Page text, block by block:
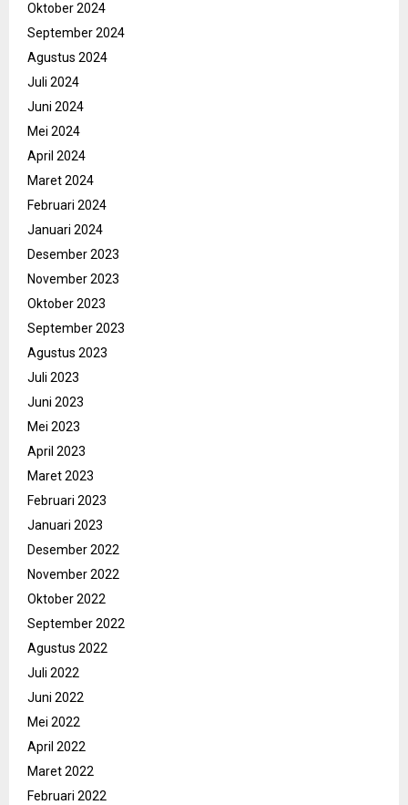
Oktober 2024
September 2024
Agustus 2024
Juli 2024
Juni 2024
Mei 2024
April 2024
Maret 2024
Februari 2024
Januari 2024
Desember 2023
November 2023
Oktober 2023
September 2023
Agustus 2023
Juli 2023
Juni 2023
Mei 2023
April 2023
Maret 2023
Februari 2023
Januari 2023
Desember 2022
November 2022
Oktober 2022
September 2022
Agustus 2022
Juli 2022
Juni 2022
Mei 2022
April 2022
Maret 2022
Februari 2022